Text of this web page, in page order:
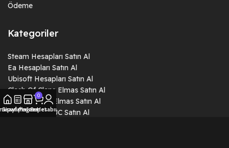
Ödeme
Kategoriler
Steam Hesapları Satın Al
Ea Hesapları Satın Al
Ubisoft Hesapları Satın Al
Clash Of Clans Elmas Satın Al
Clash Royale Elmas Satın Al
Pubg Mobile UC Satın Al
Siparişlerim
Mağaza
0
Sepet
Hesabım